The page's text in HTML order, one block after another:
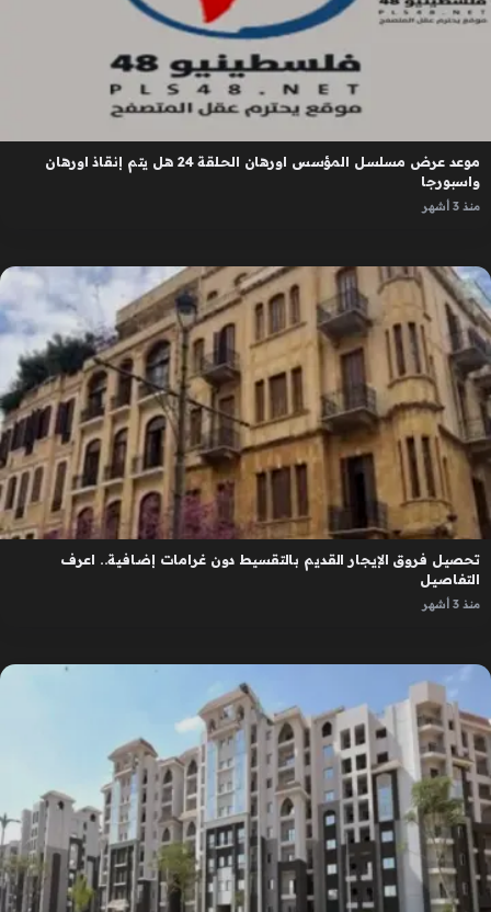
موعد عرض مسلسل المؤسس اورهان الحلقة 24 هل يتم إنقاذ اورهان
واسبورجا
منذ 3 أشهر
تحصيل فروق الإيجار القديم بالتقسيط دون غرامات إضافية.. اعرف
التفاصيل
منذ 3 أشهر